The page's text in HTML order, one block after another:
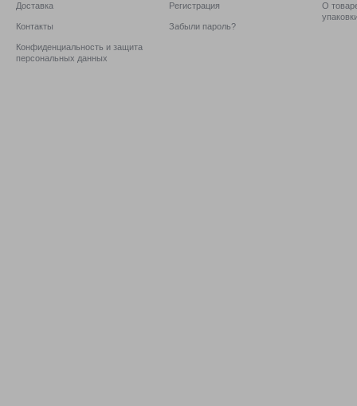
Доставка
Контакты
Конфиденциальность и защита
персональных данных
Регистрация
Забыли пароль?
О